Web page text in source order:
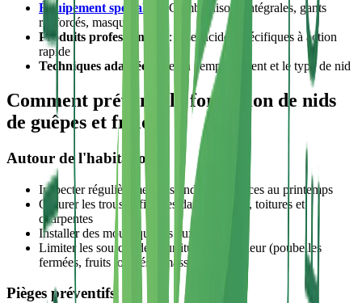
Équipement spécialisé
: Combinaisons intégrales, gants
renforcés, masques
Produits professionnels
: Insecticides spécifiques à action
rapide
Techniques adaptées
: Selon l'emplacement et le type de nid
Comment prévenir la formation de nids
de guêpes et frelons ?
Autour de l'habitation
Inspecter régulièrement les endroits propices au printemps
Obturer les trous et fissures dans les murs, toitures et
charpentes
Installer des moustiquaires aux fenêtres
Limiter les sources de nourriture en extérieur (poubelles
fermées, fruits tombés ramassés)
Pièges préventifs